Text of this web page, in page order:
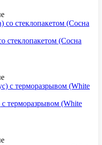
стеклопакетом (Сосна
с терморазрывом (White